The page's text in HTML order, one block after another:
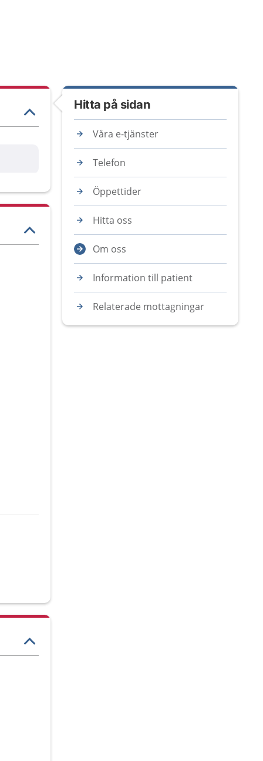
Hitta på sidan
Våra e-tjänster
Telefon
Öppettider
Hitta oss
Om oss
Information till patient
Relaterade mottagningar